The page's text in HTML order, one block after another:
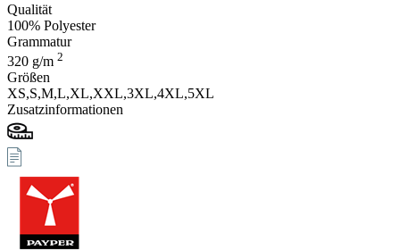
Qualität
100% Polyester
Grammatur
320 g/m 2
Größen
XS,S,M,L,XL,XXL,3XL,4XL,5XL
Zusatzinformationen